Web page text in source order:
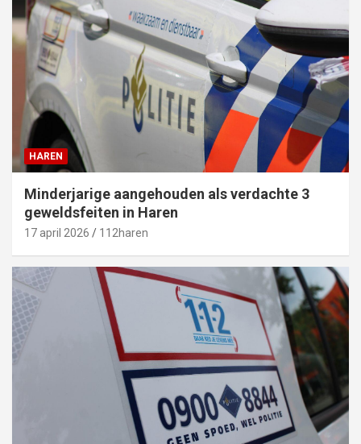
HAREN
Minderjarige aangehouden als verdachte 3
geweldsfeiten in Haren
17 april 2026 112haren